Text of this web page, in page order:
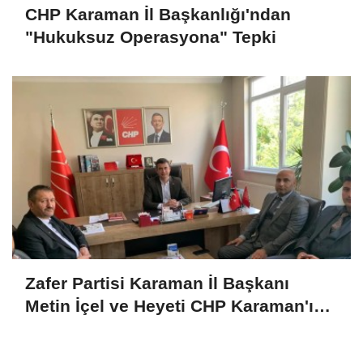
CHP Karaman İl Başkanlığı'ndan
"Hukuksuz Operasyona" Tepki
Zafer Partisi Karaman İl Başkanı
Metin İçel ve Heyeti CHP Karaman'ı